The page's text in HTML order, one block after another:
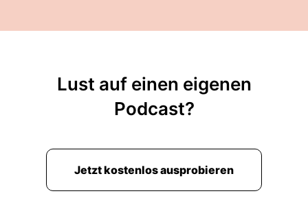
Lust auf einen eigenen
Podcast?
Jetzt kostenlos ausprobieren